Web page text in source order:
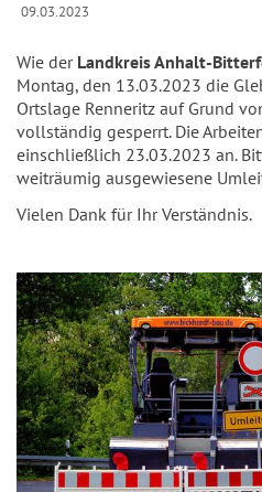
09.03.2023
Wie der Landkreis Anhalt-
Montag, den 13.03.2023 die
Ortslage Renneritz auf Grund
vollständig gesperrt. Die
einschließlich 23.03.2023 an.
weiträumig ausgewiesene
Vielen Dank für Ihr Verständnis.